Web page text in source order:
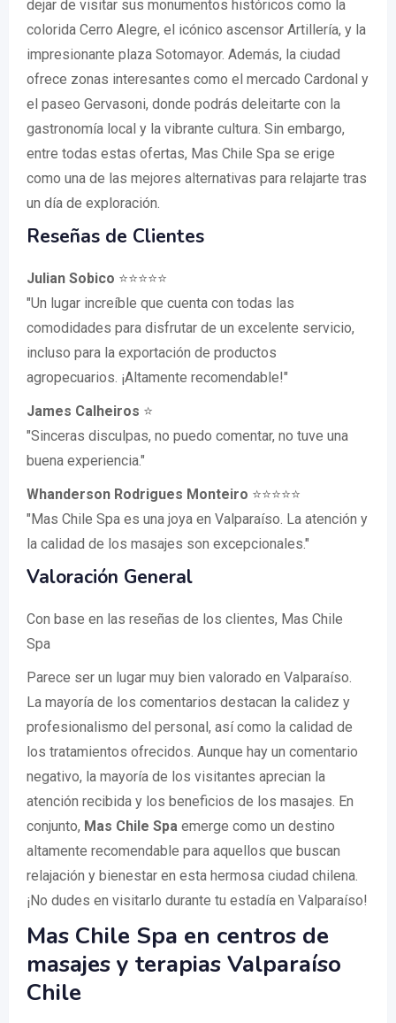
dejar de visitar sus monumentos históricos como la
colorida Cerro Alegre, el icónico ascensor Artillería, y la
impresionante plaza Sotomayor. Además, la ciudad
ofrece zonas interesantes como el mercado Cardonal y
el paseo Gervasoni, donde podrás deleitarte con la
gastronomía local y la vibrante cultura. Sin embargo,
entre todas estas ofertas, Mas Chile Spa se erige
como una de las mejores alternativas para relajarte tras
un día de exploración.
Reseñas de Clientes
Julian Sobico ⭐⭐⭐⭐⭐
"Un lugar increíble que cuenta con todas las
comodidades para disfrutar de un excelente servicio,
incluso para la exportación de productos
agropecuarios. ¡Altamente recomendable!"
James Calheiros ⭐
"Sinceras disculpas, no puedo comentar, no tuve una
buena experiencia."
Whanderson Rodrigues Monteiro ⭐⭐⭐⭐⭐
"Mas Chile Spa es una joya en Valparaíso. La atención y
la calidad de los masajes son excepcionales."
Valoración General
Con base en las reseñas de los clientes, Mas Chile
Spa
Parece ser un lugar muy bien valorado en Valparaíso.
La mayoría de los comentarios destacan la calidez y
profesionalismo del personal, así como la calidad de
los tratamientos ofrecidos. Aunque hay un comentario
negativo, la mayoría de los visitantes aprecian la
atención recibida y los beneficios de los masajes. En
conjunto, Mas Chile Spa emerge como un destino
altamente recomendable para aquellos que buscan
relajación y bienestar en esta hermosa ciudad chilena.
¡No dudes en visitarlo durante tu estadía en Valparaíso!
Mas Chile Spa en centros de
masajes y terapias Valparaíso
Chile